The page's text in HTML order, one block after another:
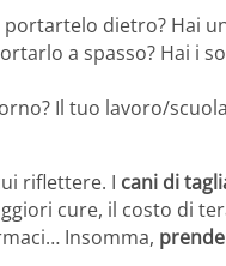
portartelo dietro? Hai
a spasso? Hai i
Il tuo lavoro/
riflettere. I cani di
cure, il costo di
Insomma,